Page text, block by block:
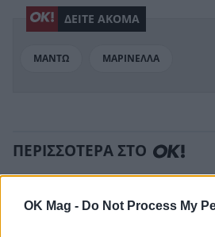
OK Mag - Do Not Process My
ΔΕΙΤΕ ΑΚΟΜΑ
ΜΑΝΤΩ ΜΑΡΙΝΕΛΛΑ
ΠΕΡΙΣΣΟΤΕΡΑ ΣΤΟ